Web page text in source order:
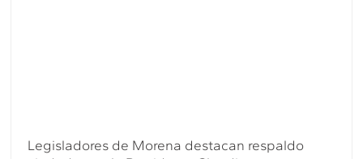
Legisladores de Morena destacan respaldo